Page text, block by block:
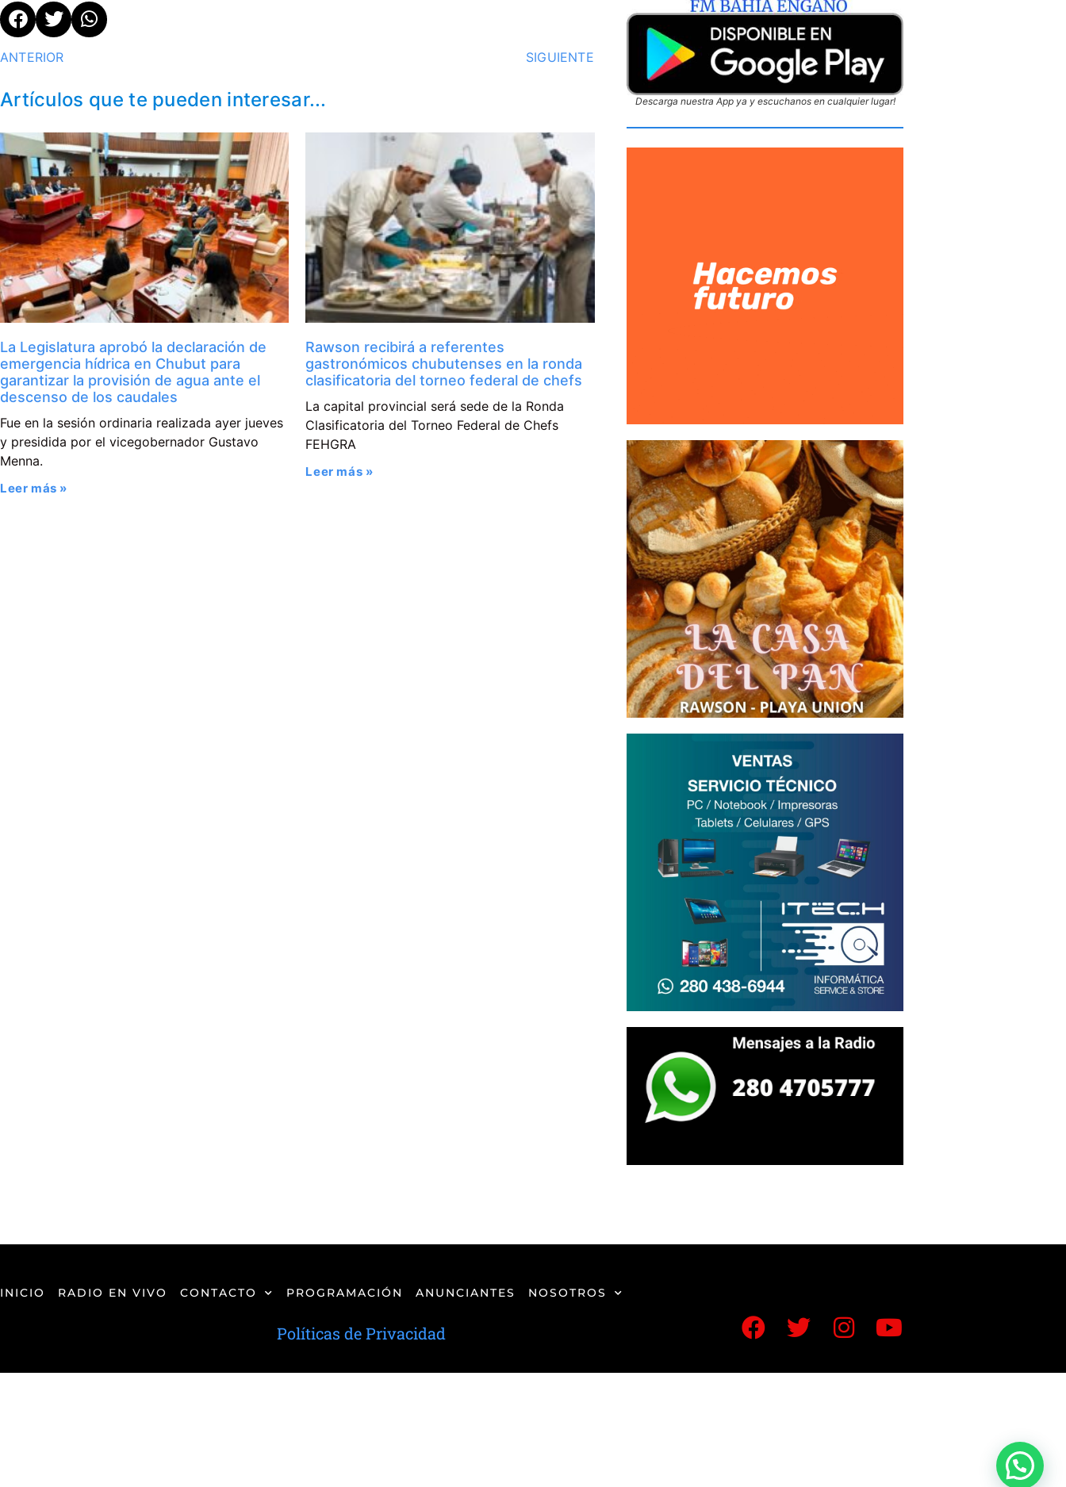
ANTERIOR SIGUIENTE
Artículos que te pueden interesar...
La Legislatura aprobó la declaración de
emergencia hídrica en Chubut para
garantizar la provisión de agua ante el
descenso de los caudales
Fue en la sesión ordinaria realizada ayer jueves
y presidida por el vicegobernador Gustavo
Menna.
Leer más »
Rawson recibirá a referentes
gastronómicos chubutenses en la ronda
clasificatoria del torneo federal de chefs
La capital provincial será sede de la Ronda
Clasificatoria del Torneo Federal de Chefs
FEHGRA
Leer más »
Descarga nuestra App ya y escuchanos en cualquier lugar!
INICIO RADIO EN VIVO CONTACTO PROGRAMACIÓN ANUNCIANTES NOSOTROS
Políticas de Privacidad